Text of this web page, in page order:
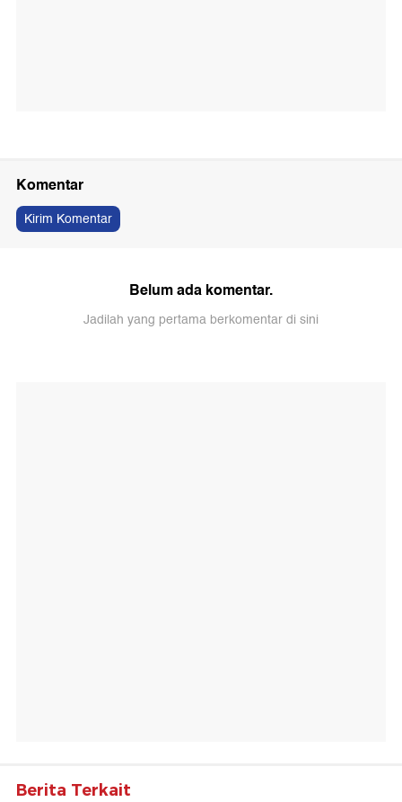
Komentar
Kirim Komentar
Belum ada komentar.
Jadilah yang pertama berkomentar di sini
Berita Terkait